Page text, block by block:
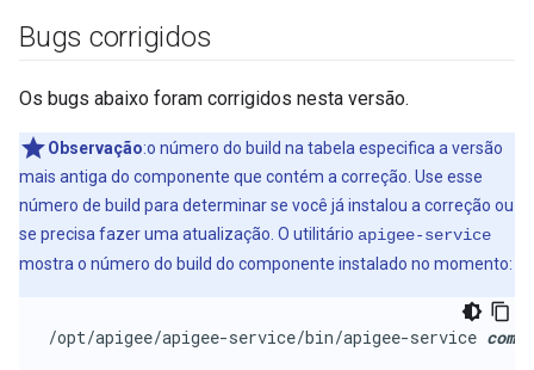
Bugs corrigidos
Os bugs abaixo foram corrigidos nesta versão.
Observação:o número do build na tabela especifica a versão
mais antiga do componente que contém a correção. Use esse
número de build para determinar se você já instalou a correção ou
se precisa fazer uma atualização. O utilitário apigee-service
mostra o número do build do componente instalado no momento:
/opt/apigee/apigee-service/bin/apigee-service comp